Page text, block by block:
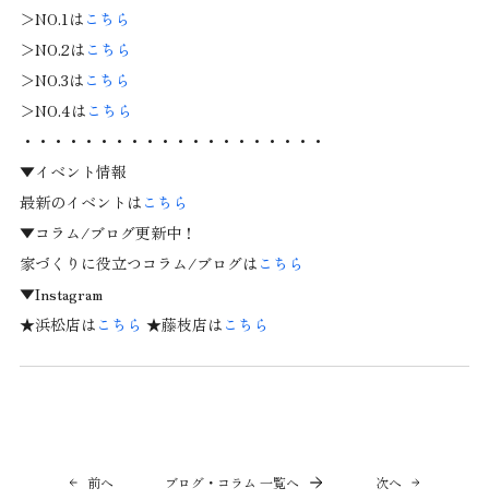
＞NO.1は こちら
＞NO.2は こちら
＞NO.3は こちら
＞NO.4は こちら
・・・・・・・・・・・・・・・・・・・・
▼イベント情報
最新のイベントは こちら
▼コラム/ブログ更新中！
家づくりに役立つコラム/ブログは こちら
▼Instagram
★浜松店は こちら ★藤枝店は こちら
前へ ブログ・コラム 一覧へ 次へ